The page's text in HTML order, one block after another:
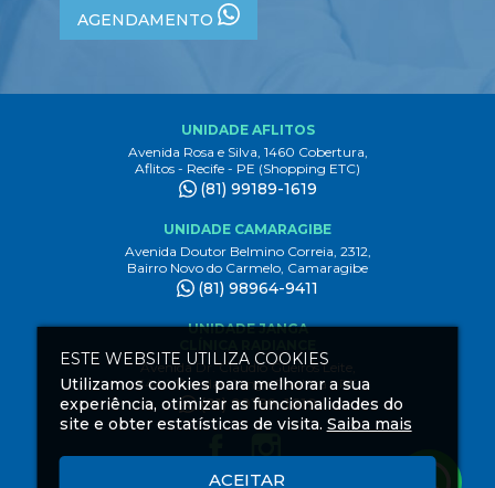
AGENDAMENTO
UNIDADE AFLITOS
Avenida Rosa e Silva, 1460 Cobertura,
Aflitos - Recife - PE (Shopping ETC)
(81) 99189-1619
UNIDADE CAMARAGIBE
Avenida Doutor Belmino Correia, 2312,
Bairro Novo do Carmelo, Camaragibe
(81) 98964-9411
UNIDADE JANGA
Avenida Dr. Claudio Gueiros Leite,
3444 1º andar, Janga Paulista - PE
(81) 99189-1619
ESTE WEBSITE UTILIZA COOKIES
Utilizamos cookies para melhorar a sua
experiência, otimizar as funcionalidades do
site e obter estatísticas de visita. Saiba mais
ACEITAR